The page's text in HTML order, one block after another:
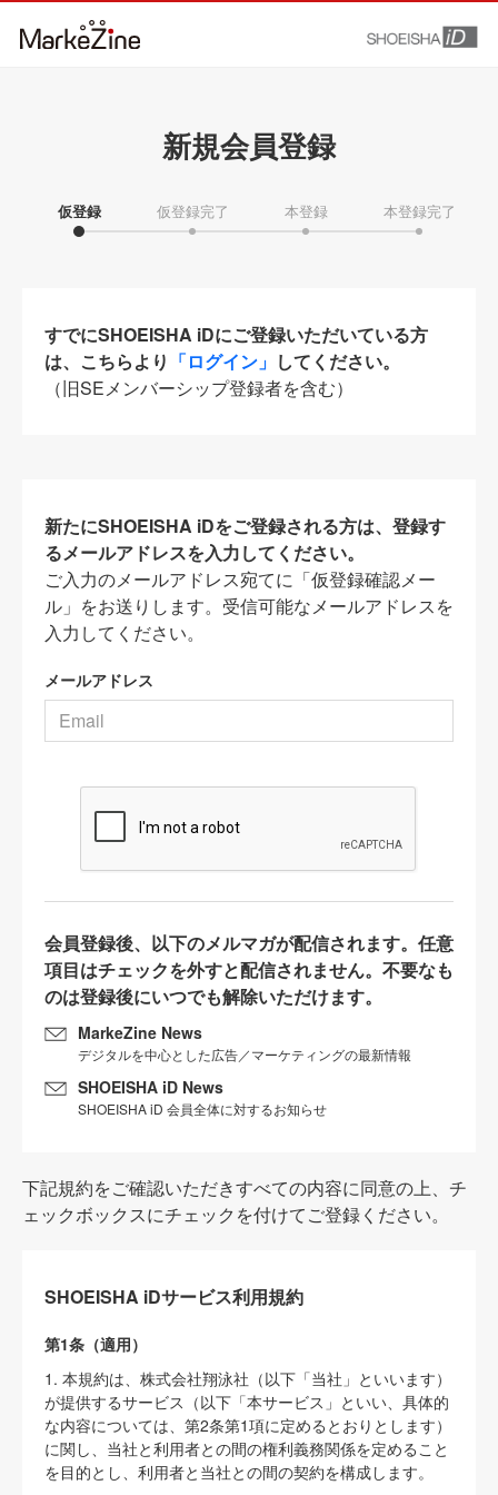
新規会員登録
仮登録 仮登録完了 本登録 本登録完了
すでにSHOEISHA iDにご登録いただいている方
は、こちらより 「ログイン」 してください。
（旧SEメンバーシップ登録者を含む）
新たにSHOEISHA iDをご登録される方は、登録す
るメールアドレスを入力してください。
ご入力のメールアドレス宛てに「仮登録確認メー
ル」をお送りします。受信可能なメールアドレスを
入力してください。
メールアドレス
会員登録後、以下のメルマガが配信されます。任意
項目はチェックを外すと配信されません。不要なも
のは登録後にいつでも解除いただけます。
MarkeZine News
デジタルを中心とした広告／マーケティングの最新情報
SHOEISHA iD News
SHOEISHA iD 会員全体に対するお知らせ
下記規約をご確認いただきすべての内容に同意の上、チ
ェックボックスにチェックを付けてご登録ください。
SHOEISHA iDサービス利用規約
第1条（適用）
1. 本規約は、株式会社翔泳社（以下「当社」といいます）
が提供するサービス（以下「本サービス」といい、具体的
な内容については、第2条第1項に定めるとおりとします）
に関し、当社と利用者との間の権利義務関係を定めること
を目的とし、利用者と当社との間の契約を構成します。